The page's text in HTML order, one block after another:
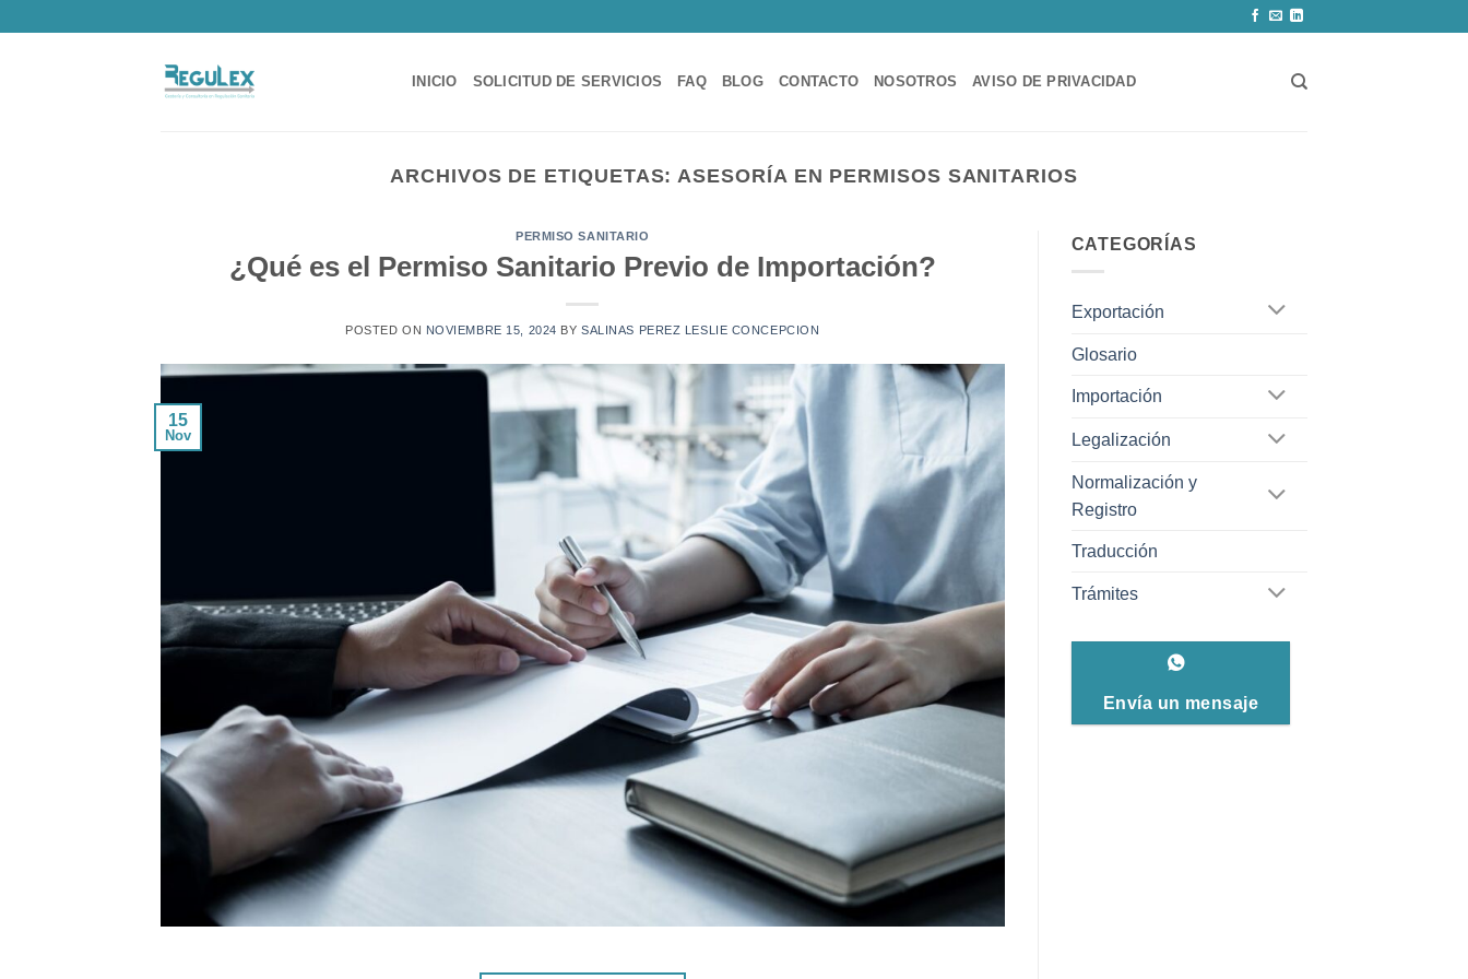
INICIO SOLICITUD DE SERVICIOS FAQ BLOG CONTACTO NOSOTROS AVISO DE PRIVACIDAD
ARCHIVOS DE ETIQUETAS: ASESORÍA EN PERMISOS SANITARIOS
PERMISO SANITARIO
¿Qué es el Permiso Sanitario Previo de Importación?
POSTED ON NOVIEMBRE 15, 2024 BYSALINAS PEREZ LESLIE CONCEPCION
15
Nov
CATEGORÍAS
Exportación
Glosario
Importación
Legalización
Normalización y
Registro
Traducción
Trámites
Envía un mensaje